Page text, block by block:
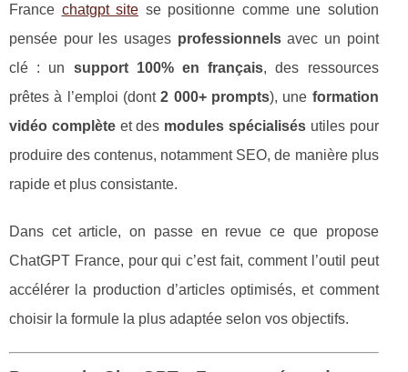
France chatgpt site se positionne comme une solution
pensée pour les usages professionnelsavec un point
clé : un support 100% en français, des ressources
prêtes à l’emploi (dont2 000+ prompts), une formation
vidéo complèteet des modules spécialisés utiles pour
produire des contenus, notamment SEO, de manière plus
rapide et plus consistante.
Dans cet article, on passe en revue ce que propose
ChatGPT France, pour qui c’est fait, comment l’outil peut
accélérer la production d’articles optimisés, et comment
choisir la formule la plus adaptée selon vos objectifs.